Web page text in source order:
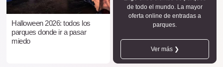
Halloween 2026: todos los
parques donde ir a pasar
miedo
de todo el mundo. La mayor
oferta online de entradas a
parques.
Ver más ❯